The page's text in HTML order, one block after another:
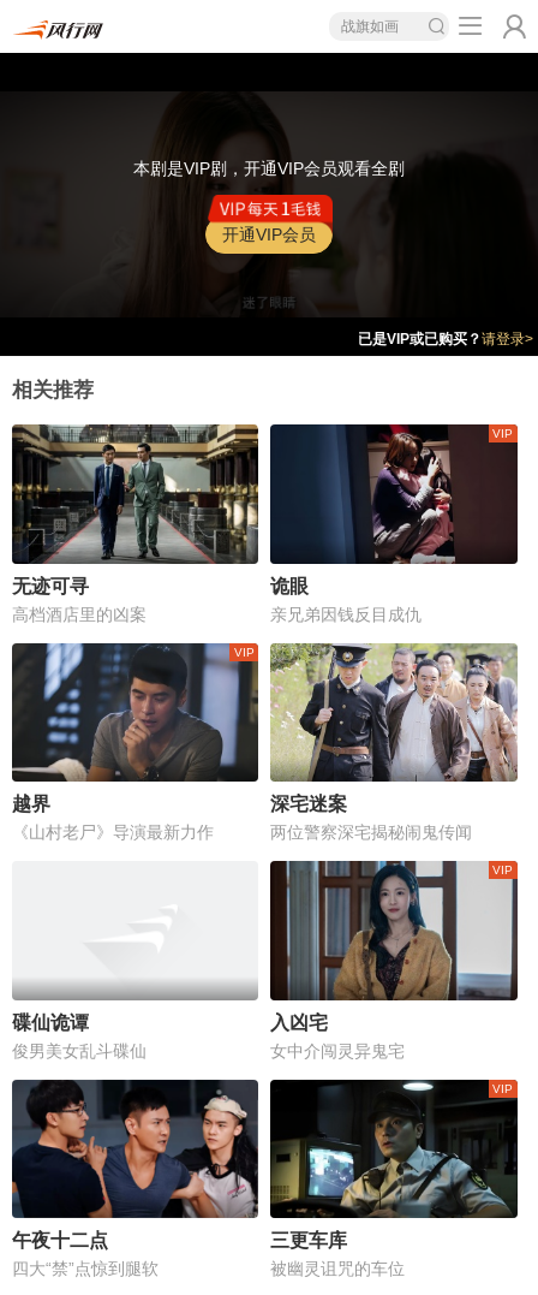
战旗如画
本剧是VIP剧，开通VIP会员观看全剧
开通VIP会员
已是VIP或已购买？请登录>
相关推荐
无迹可寻
高档酒店里的凶案
诡眼
亲兄弟因钱反目成仇
越界
《山村老尸》导演最新力作
深宅迷案
两位警察深宅揭秘闹鬼传闻
碟仙诡谭
俊男美女乱斗碟仙
入凶宅
女中介闯灵异鬼宅
午夜十二点
四大“禁”点惊到腿软
三更车库
被幽灵诅咒的车位